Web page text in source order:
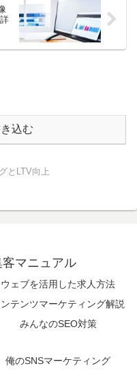
込む
とLTV向上
客マニュアル
ウェブを活用した求人方法
ンテンツマーケティング解説
みんなのSEO対策
俺のSNSマーケティング